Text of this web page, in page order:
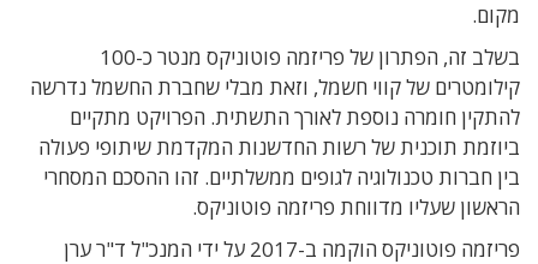
מקום.
בשלב זה, הפתרון של פריזמה פוטוניקס מנטר כ-100
קילומטרים של קווי חשמל, וזאת מבלי שחברת החשמל נדרשה
להתקין חומרה נוספת לאורך התשתית. הפרויקט מתקיים
ביוזמת תוכנית של רשות החדשנות המקדמת שיתופי פעולה
בין חברות טכנולוגיה לגופים ממשלתיים. זהו ההסכם המסחרי
הראשון שעליו מדווחת פריזמה פוטוניקס.
פריזמה פוטוניקס הוקמה ב-2017 על ידי המנכ"ל ד"ר ערן